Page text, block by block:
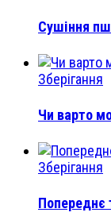
Сушіння
Зберігання
Чи варто
Зберігання
Попереднє